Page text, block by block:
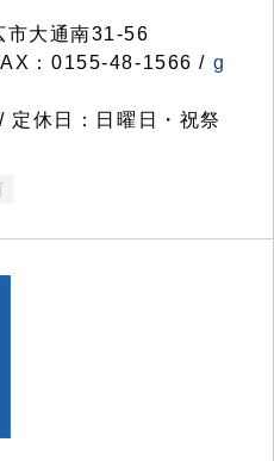
大通南31-56
：0155-48-1566 / g
休日：日曜日・祝祭